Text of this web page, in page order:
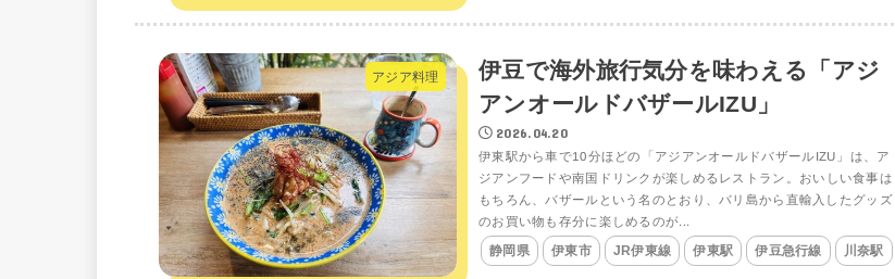
アジア料理
伊豆で海外旅行気分を味わえる「アジ
アンオールドバザールIZU」
2026.04.20
伊東駅から車で10分ほどの「アジアンオールドバザールIZU」は、ア
ジアンフードや南国ドリンクが楽しめるレストラン。おいしい食事は
もちろん、バザールという名のとおり、バリ島から直輸入したグッズ
のお買い物も存分に楽しめるのが...
静岡県 伊東市 JR伊東線 伊東駅 伊豆急行線 川奈駅